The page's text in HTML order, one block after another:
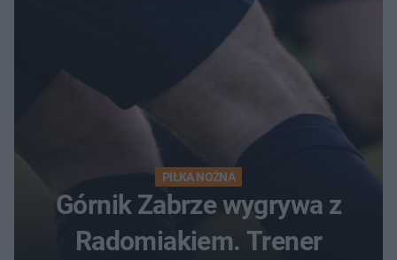
PIŁKA NOŻNA
Górnik Zabrze wygrywa z
Radomiakiem. Trener